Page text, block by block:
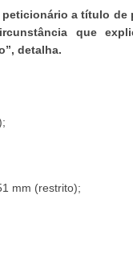
a título de
que
detalha.
mm (restrito);